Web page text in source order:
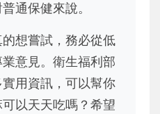
通保健來說。
想嘗試，務必從低
意見。衛生福利部
用資訊，可以幫你
以天天吃嗎？希望